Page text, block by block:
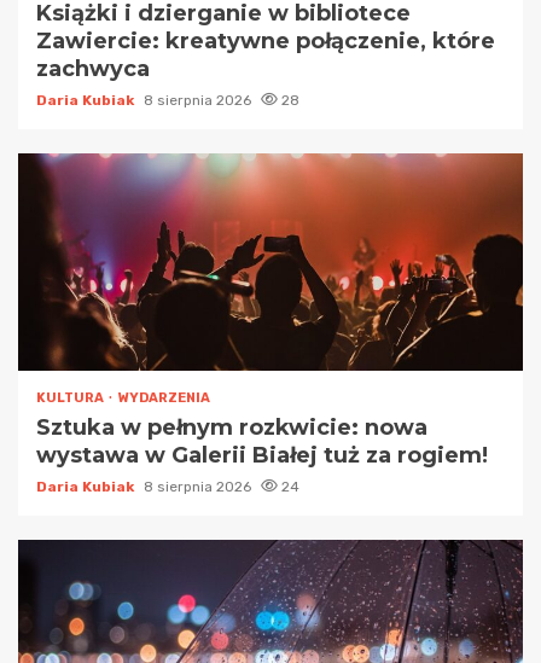
Książki i dzierganie w bibliotece
Zawiercie: kreatywne połączenie, które
zachwyca
Daria Kubiak 8 sierpnia 2026 28
KULTURA WYDARZENIA
Sztuka w pełnym rozkwicie: nowa
wystawa w Galerii Białej tuż za rogiem!
Daria Kubiak 8 sierpnia 2026 24